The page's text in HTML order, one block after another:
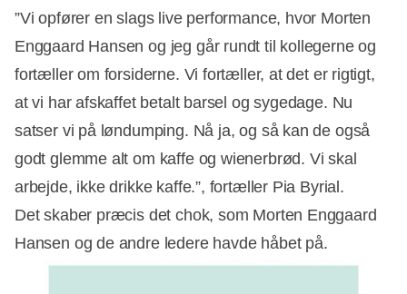
”Vi opfører en slags live performance, hvor Morten
Enggaard Hansen og jeg går rundt til kollegerne og
fortæller om forsiderne. Vi fortæller, at det er rigtigt,
at vi har afskaffet betalt barsel og sygedage. Nu
satser vi på løndumping. Nå ja, og så kan de også
godt glemme alt om kaffe og wienerbrød. Vi skal
arbejde, ikke drikke kaffe.”, fortæller Pia Byrial.
Det skaber præcis det chok, som Morten Enggaard
Hansen og de andre ledere havde håbet på.